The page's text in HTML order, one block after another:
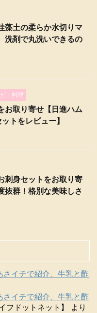
藻土の柔らか水切りマ
洗剤で丸洗いできるの
・料理
お取り寄せ【日進ハム
トをレビュー】
刺身セットをお取り寄
抜群！格別な美味しさ
さイチで紹介、牛乳と酢
さイチで紹介、牛乳と酢
フドットネット】
より